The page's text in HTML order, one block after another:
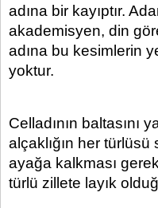
adına bir kayıptır.
akademisyen, din
adına bu kesimlerin
yoktur.
Celladının baltasını
alçaklığın her türlüsü
ayağa kalkması
türlü zillete layık